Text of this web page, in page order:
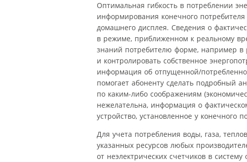
Оптимальная гибкость в потреблении
информирования конечного
домашнего дисплея. Сведения о
в режиме, приближенном к реальному
знаний потребителю форме, например в
и контролировать собственное
информация об отпущенной/
помогает абоненту сделать подробный
по каким-либо соображениям
нежелательна, информация о
устройство, установленное у конечного
Для учета потребления воды, газа,
указанных ресурсов любых
от неэлектрических счетчиков в